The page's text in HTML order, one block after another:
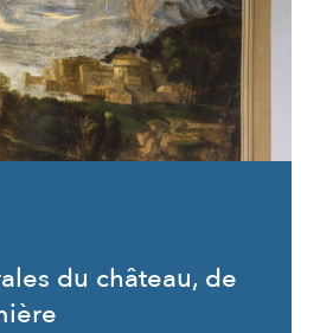
du château, de